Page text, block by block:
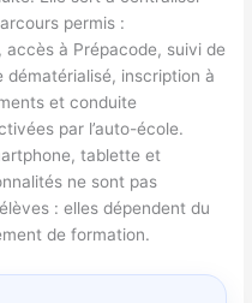
permis :
à Prépacode, suivi de
dématérialisé, inscription à
et conduite
par l’auto-école.
tablette et
ne sont pas
: elles dépendent du
de formation.